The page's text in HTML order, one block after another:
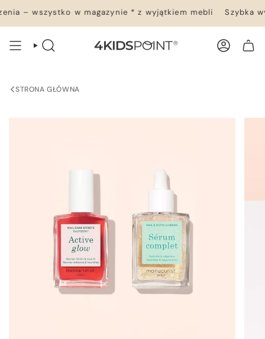
do
treści
– wszystko w magazynie * z wyjątkiem mebli Szybka
WYSZUKIWANIE KONTO
STRONA GŁÓWNA